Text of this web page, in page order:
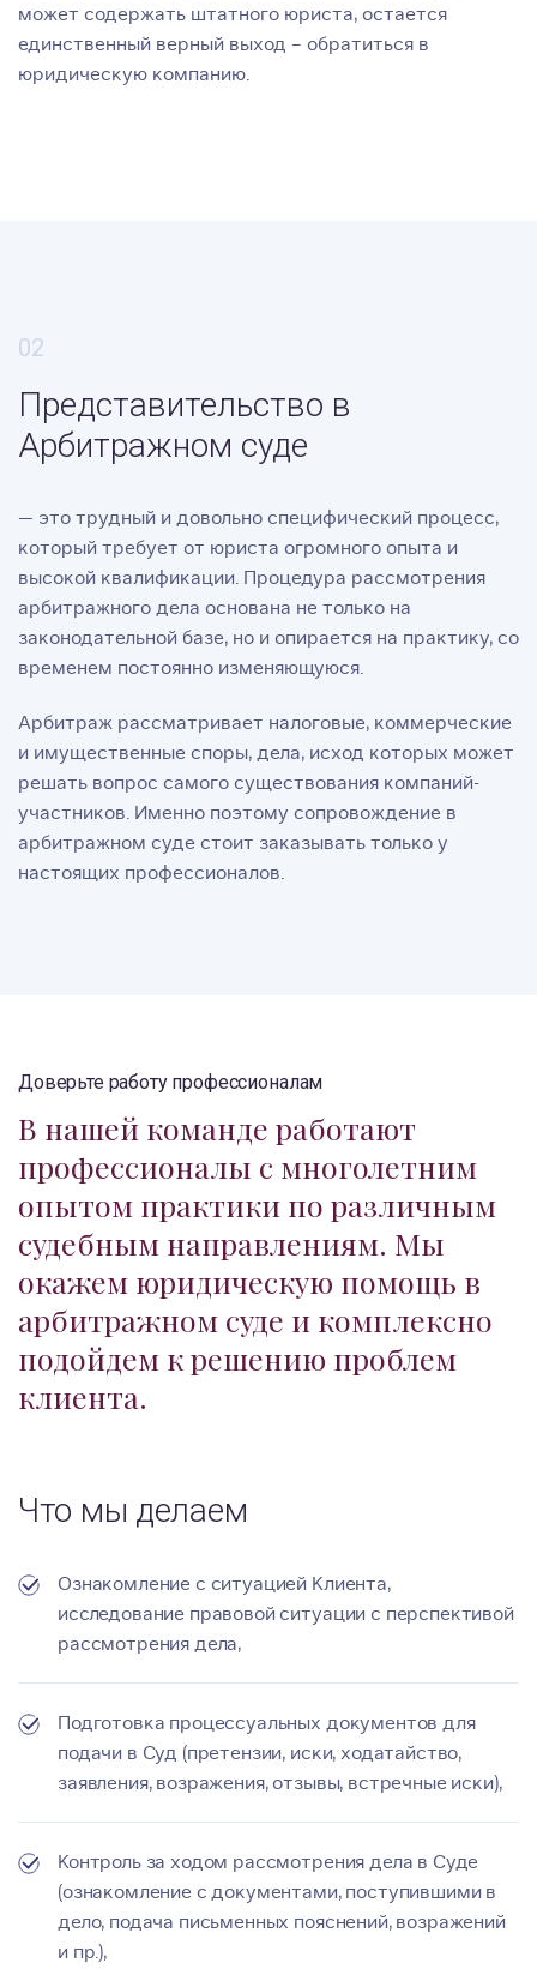
может содержать штатного юриста, остается
единственный верный выход – обратиться в
юридическую компанию.
Представительство в
Арбитражном суде
— это трудный и довольно специфический процесс,
который требует от юриста огромного опыта и
высокой квалификации. Процедура рассмотрения
арбитражного дела основана не только на
законодательной базе, но и опирается на практику, со
временем постоянно изменяющуюся.
Арбитраж рассматривает налоговые, коммерческие
и имущественные споры, дела, исход которых может
решать вопрос самого существования компаний-
участников. Именно поэтому сопровождение в
арбитражном суде стоит заказывать только у
настоящих профессионалов.
Доверьте работу профессионалам
В нашей команде работают
профессионалы с многолетним
опытом практики по различным
судебным направлениям. Мы
окажем юридическую помощь в
арбитражном суде и комплексно
подойдем к решению проблем
клиента.
Что мы делаем
Ознакомление с ситуацией Клиента,
исследование правовой ситуации с перспективой
рассмотрения дела,
Подготовка процессуальных документов для
подачи в Суд (претензии, иски, ходатайство,
заявления, возражения, отзывы, встречные иски),
Контроль за ходом рассмотрения дела в Суде
(ознакомление с документами, поступившими в
дело, подача письменных пояснений, возражений
и пр.),